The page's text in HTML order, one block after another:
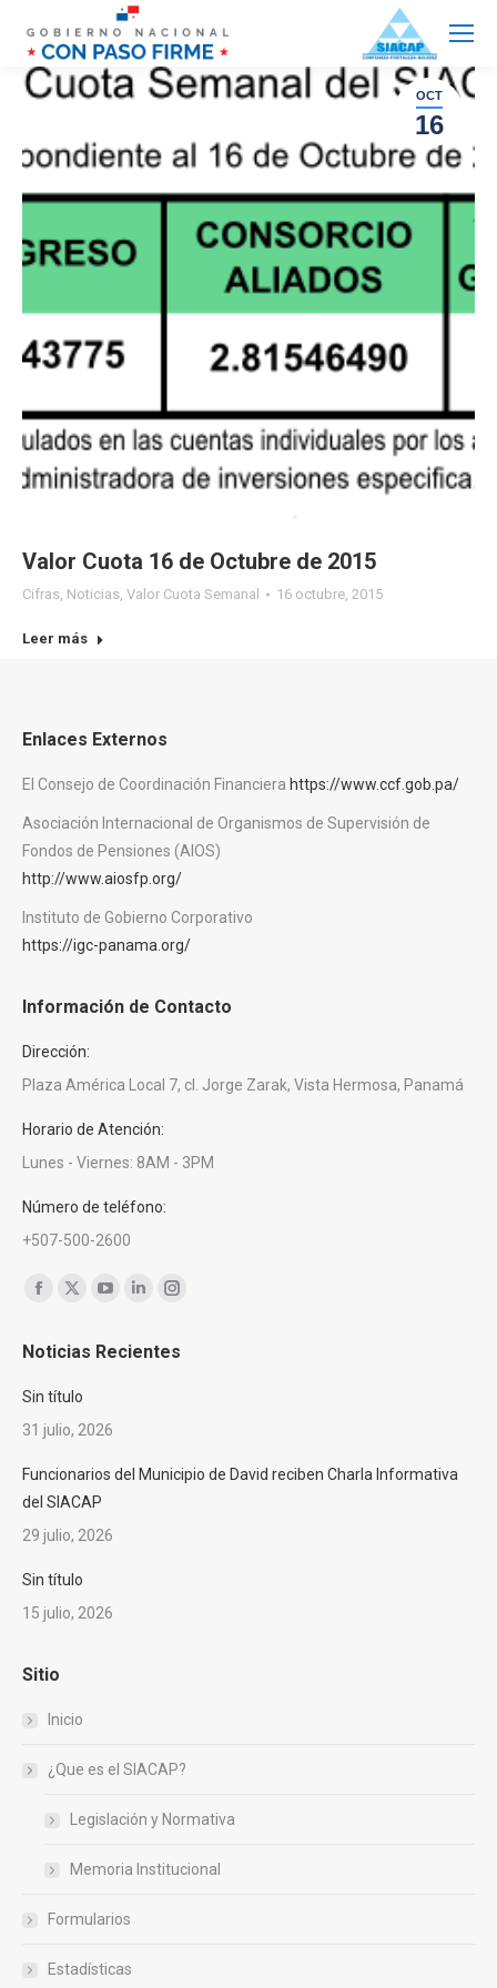
OCT
16
Valor Cuota 16 de Octubre de 2015
Cifras, Noticias, Valor Cuota Semanal 16 octubre, 2015
Leer más
Enlaces Externos
El Consejo de Coordinación Financiera https://www.ccf.gob.pa/
Asociación Internacional de Organismos de Supervisión de
Fondos de Pensiones (AIOS)
http://www.aiosfp.org/
Instituto de Gobierno Corporativo
https://igc-panama.org/
Información de Contacto
Dirección:
Plaza América Local 7, cl. Jorge Zarak, Vista Hermosa, Panamá
Horario de Atención:
Lunes - Viernes: 8AM - 3PM
Número de teléfono:
+507-500-2600
Encuéntranos en:
opens
in
opens
in
YouTube
opens
Linkedin
opens
Instagram
opens
Noticias Recientes
Sin título
31 julio, 2026
Funcionarios del Municipio de David reciben Charla Informativa
del SIACAP
29 julio, 2026
Sin título
15 julio, 2026
Sitio
Inicio
¿Que es el SIACAP?
Legislación y Normativa
Memoria Institucional
Formularios
Estadísticas